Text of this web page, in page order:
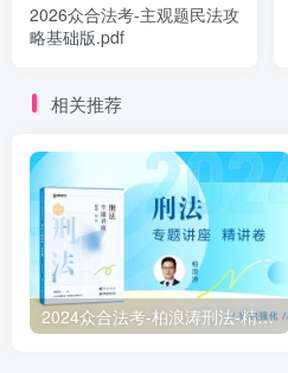
2026众合法考-主观题民法攻
略基础版.pdf
相关推荐
2024众合法考-柏浪涛刑法-精讲卷pdf电子版（附视频1-76全）